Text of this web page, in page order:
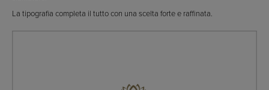
La tipografia completa il tutto con una scelta forte e raffinata.